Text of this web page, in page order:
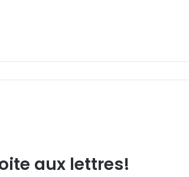
aux lettres!